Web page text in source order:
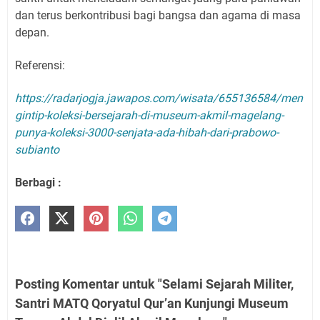
dan terus berkontribusi bagi bangsa dan agama di masa
depan.
Referensi:
https://radarjogja.jawapos.com/wisata/655136584/men
gintip-koleksi-bersejarah-di-museum-akmil-magelang-
punya-koleksi-3000-senjata-ada-hibah-dari-prabowo-
subianto
Berbagi :
Posting Komentar untuk "Selami Sejarah Militer,
Santri MATQ Qoryatul Qur’an Kunjungi Museum